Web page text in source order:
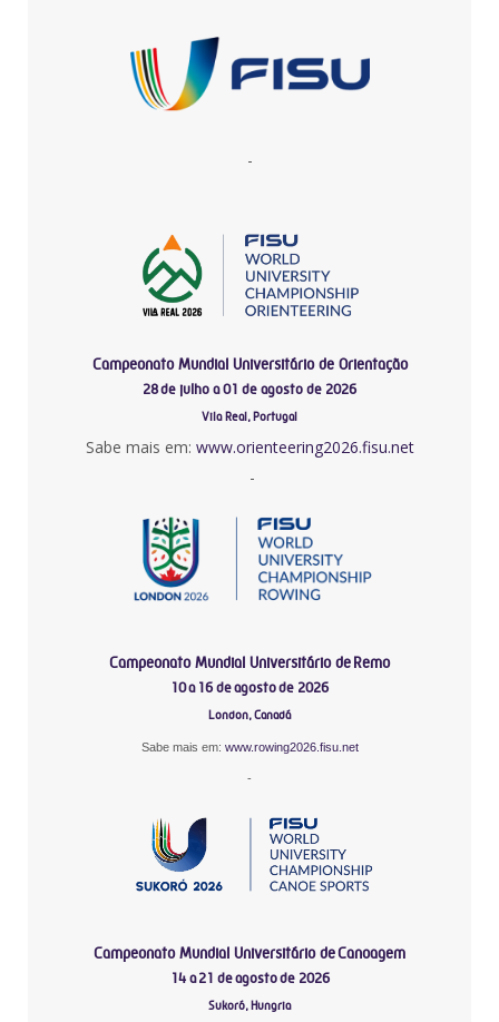
-
Campeonato Mundial Universitário de Orientação
28 de julho a 01 de agosto de 2026
Vila Real, Portugal
Sabe mais em: www.orienteering2026.fisu.net
-
Campeonato Mundial Universitário de Remo
10 a 16 de agosto de 2026
London, Canadá
Sabe mais em: www.rowing2026.fisu.net
-
Campeonato Mundial Universitário de Canoagem
14 a 21 de agosto de 2026
Sukoró, Hungria